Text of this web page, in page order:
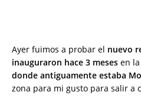
Ayer fuimos a probar el nuevo
inauguraron hace 3 meses en
donde antiguamente estaba
zona para mi gusto para salir a